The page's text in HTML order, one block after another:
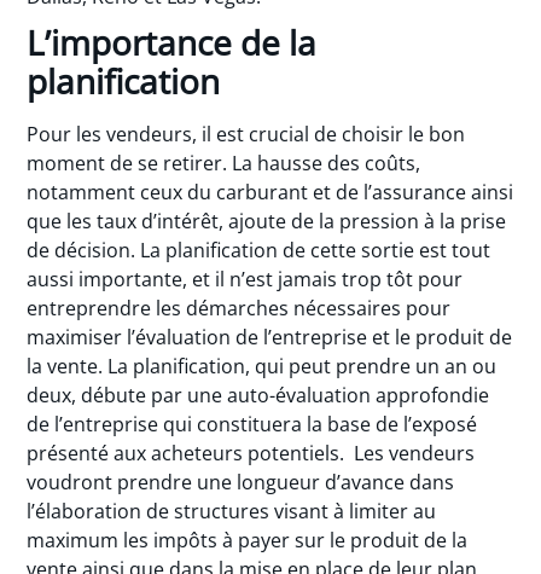
L’importance de la
planification
Pour les vendeurs, il est crucial de choisir le bon
moment de se retirer. La hausse des coûts,
notamment ceux du carburant et de l’assurance ainsi
que les taux d’intérêt, ajoute de la pression à la prise
de décision. La planification de cette sortie est tout
aussi importante, et il n’est jamais trop tôt pour
entreprendre les démarches nécessaires pour
maximiser l’évaluation de l’entreprise et le produit de
la vente. La planification, qui peut prendre un an ou
deux, débute par une auto-évaluation approfondie
de l’entreprise qui constituera la base de l’exposé
présenté aux acheteurs potentiels. Les vendeurs
voudront prendre une longueur d’avance dans
l’élaboration de structures visant à limiter au
maximum les impôts à payer sur le produit de la